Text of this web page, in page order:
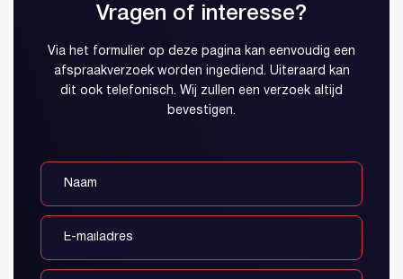
Vragen of interesse?
Via het formulier op deze pagina kan eenvoudig een
afspraakverzoek worden ingediend. Uiteraard kan
dit ook telefonisch. Wij zullen een verzoek altijd
bevestigen.